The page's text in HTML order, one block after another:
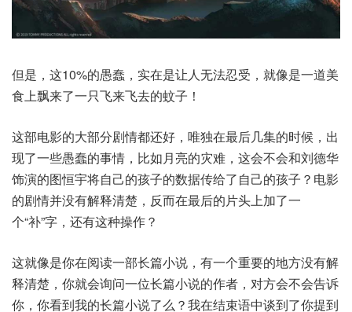
但是，这10%的愚蠢，实在是让人无法忍受，就像是一道美
食上飘来了一只飞来飞去的蚊子！
这部电影的大部分剧情都还好，唯独在最后几集的时候，出
现了一些愚蠢的事情，比如月亮的灾难，这会不会和刘德华
饰演的图恒宇将自己的孩子的数据传给了自己的孩子？电影
的剧情并没有解释清楚，反而在最后的片头上加了一
个“补”字，还有这种操作？
这就像是你在阅读一部长篇小说，有一个重要的地方没有解
释清楚，你就会询问一位长篇小说的作者，对方会不会告诉
你，你看到我的长篇小说了么？我在结束语中谈到了你提到